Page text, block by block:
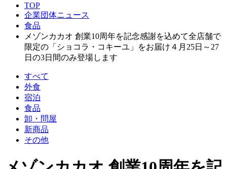
TOP
企業団体ニュース
食品
メゾンカカオ 創業10周年を記念感謝を込めて全店舗で
限定の「ショコラ・コキーユ」をお届け４月25日～27
日の3日間のみ登場します
すべて
外食
宿泊
食品
卸・問屋
新商品
その他